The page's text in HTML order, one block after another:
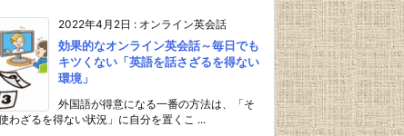
2022年4月2日 : オンライン英会話
効果的なオンライン英会話～毎日でも
キツくない「英語を話さざるを得ない
環境」
外国語が得意になる一番の方法は、「そ
わざるを得ない状況」に自分を置くこ ...